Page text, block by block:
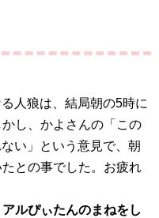
人狼は、結局朝の5時に
し、かよさんの「この
い」という意見で、朝
との事でした。お疲れ
アルぴぃたんのまねをし